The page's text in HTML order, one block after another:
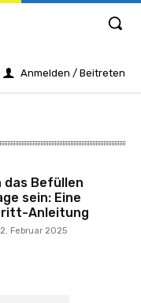
Anmelden / Beitreten
das Befüllen
sein: Eine
Anleitung
2. Februar 2025